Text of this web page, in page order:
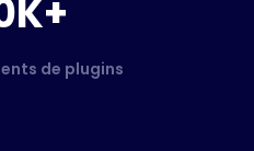
de plugins